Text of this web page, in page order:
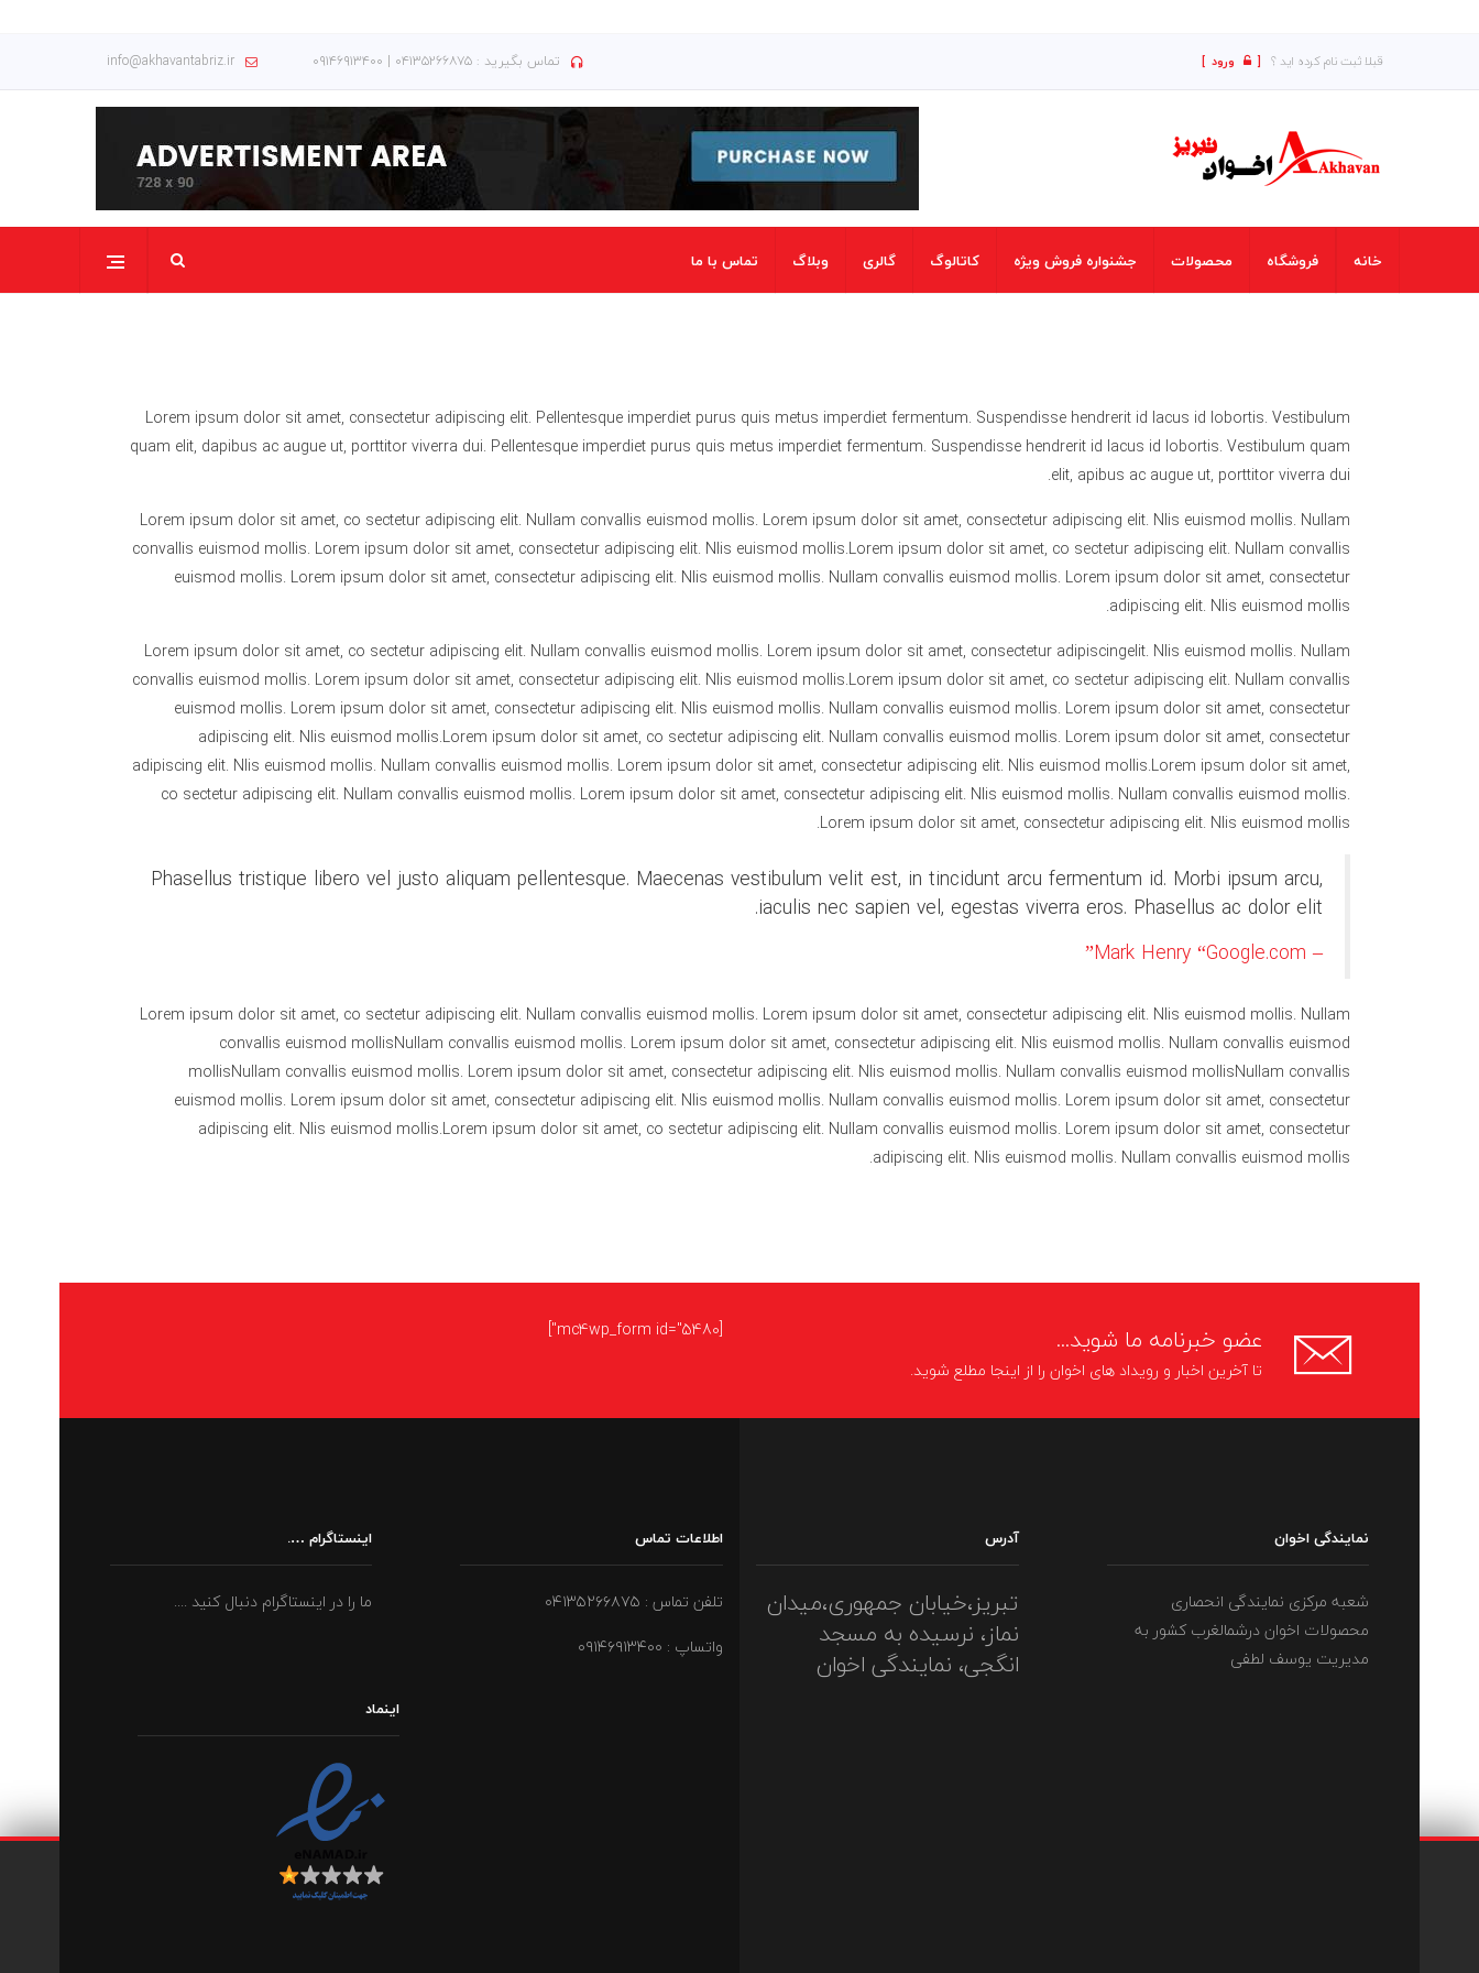
قبلا ثبت نام کرده اید ؟ [ ورود ] تماس بگیرید : ۰۴۱۳۵۲۶۶۸۷۵ | ۰۹۱۴۶۹۱۳۴۰۰ info@akhavantabriz.ir
خانه فروشگاه محصولات جشنواره فروش ویژه کاتالوگ گالری وبلاگ تماس با ما
Lorem ipsum dolor sit amet, consectetur adipiscing elit. Pellentesque imperdiet purus quis metus imperdiet fermentum. Suspendisse hendrerit id lacus id lobortis. Vestibulum
quam elit, dapibus ac augue ut, porttitor viverra dui. Pellentesque imperdiet purus quis metus imperdiet fermentum. Suspendisse hendrerit id lacus id lobortis. Vestibulum quam
elit, apibus ac augue ut, porttitor viverra dui.
Lorem ipsum dolor sit amet, co sectetur adipiscing elit. Nullam convallis euismod mollis. Lorem ipsum dolor sit amet, consectetur adipiscing elit. Nlis euismod mollis. Nullam
convallis euismod mollis. Lorem ipsum dolor sit amet, consectetur adipiscing elit. Nlis euismod mollis.Lorem ipsum dolor sit amet, co sectetur adipiscing elit. Nullam convallis
euismod mollis. Lorem ipsum dolor sit amet, consectetur adipiscing elit. Nlis euismod mollis. Nullam convallis euismod mollis. Lorem ipsum dolor sit amet, consectetur
adipiscing elit. Nlis euismod mollis.
Lorem ipsum dolor sit amet, co sectetur adipiscing elit. Nullam convallis euismod mollis. Lorem ipsum dolor sit amet, consectetur adipiscingelit. Nlis euismod mollis. Nullam
convallis euismod mollis. Lorem ipsum dolor sit amet, consectetur adipiscing elit. Nlis euismod mollis.Lorem ipsum dolor sit amet, co sectetur adipiscing elit. Nullam convallis
euismod mollis. Lorem ipsum dolor sit amet, consectetur adipiscing elit. Nlis euismod mollis. Nullam convallis euismod mollis. Lorem ipsum dolor sit amet, consectetur
adipiscing elit. Nlis euismod mollis.Lorem ipsum dolor sit amet, co sectetur adipiscing elit. Nullam convallis euismod mollis. Lorem ipsum dolor sit amet, consectetur
adipiscing elit. Nlis euismod mollis. Nullam convallis euismod mollis. Lorem ipsum dolor sit amet, consectetur adipiscing elit. Nlis euismod mollis.Lorem ipsum dolor sit amet,
co sectetur adipiscing elit. Nullam convallis euismod mollis. Lorem ipsum dolor sit amet, consectetur adipiscing elit. Nlis euismod mollis. Nullam convallis euismod mollis.
Lorem ipsum dolor sit amet, consectetur adipiscing elit. Nlis euismod mollis.
Phasellus tristique libero vel justo aliquam pellentesque. Maecenas vestibulum velit est, in tincidunt arcu fermentum id. Morbi ipsum arcu,
iaculis nec sapien vel, egestas viverra eros. Phasellus ac dolor elit.
– Mark Henry “Google.com”
Lorem ipsum dolor sit amet, co sectetur adipiscing elit. Nullam convallis euismod mollis. Lorem ipsum dolor sit amet, consectetur adipiscing elit. Nlis euismod mollis. Nullam
convallis euismod mollisNullam convallis euismod mollis. Lorem ipsum dolor sit amet, consectetur adipiscing elit. Nlis euismod mollis. Nullam convallis euismod
mollisNullam convallis euismod mollis. Lorem ipsum dolor sit amet, consectetur adipiscing elit. Nlis euismod mollis. Nullam convallis euismod mollisNullam convallis
euismod mollis. Lorem ipsum dolor sit amet, consectetur adipiscing elit. Nlis euismod mollis. Nullam convallis euismod mollis. Lorem ipsum dolor sit amet, consectetur
adipiscing elit. Nlis euismod mollis.Lorem ipsum dolor sit amet, co sectetur adipiscing elit. Nullam convallis euismod mollis. Lorem ipsum dolor sit amet, consectetur
adipiscing elit. Nlis euismod mollis. Nullam convallis euismod mollis.
عضو خبرنامه ما شوید...
تا آخرین اخبار و رویداد های اخوان را از اینجا مطلع شوید.
[mc4wp_form id="5480"]
نمایندگی اخوان
شعبه مرکزی نمایندگی انحصاری
محصولات اخوان درشمالغرب کشور به
مدیریت یوسف لطفی
آدرس
تبریز،خیابان جمهوری،میدان
نماز، نرسیده به مسجد
انگجی، نمایندگی اخوان
اطلاعات تماس
تلفن تماس : ۰۴۱۳۵۲۶۶۸۷۵
واتساپ : ۰۹۱۴۶۹۱۳۴۰۰
اینستاگرام ….
ما را در اینستاگرام دنبال کنید ....
اینماد